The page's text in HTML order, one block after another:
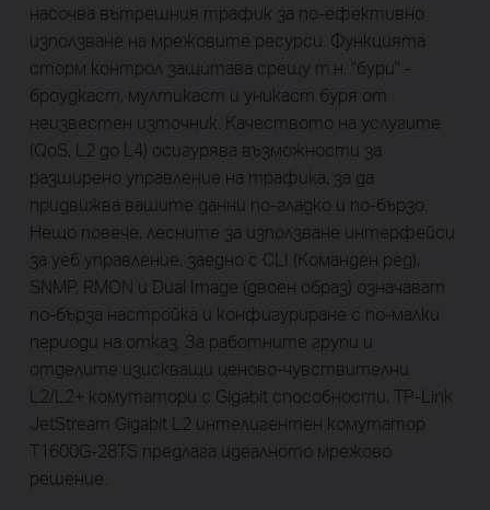
насочва вътрешния трафик за по-ефективно
използване на мрежовите ресурси. Функцията
сторм контрол защитава срещу т.н. "бури" -
броудкаст, мултикаст и уникаст буря от
неизвестен източник. Качеството на услугите
(QoS, L2 до L4) осигурява възможности за
разширено управление на трафика, за да
придвижва вашите данни по-гладко и по-бързо.
Нещо повече, лесните за използване интерфейси
за уеб управление, заедно с CLI (Команден ред),
SNMP, RMON и Dual Image (двоен образ) означават
по-бърза настройка и конфигуриране с по-малки
периоди на отказ. За работните групи и
отделите изискващи ценово-чувствителни
L2/L2+ комутатори с Gigabit способности, TP-Link
JetStream Gigabit L2 интелигентен комутатор
T1600G-28TS предлага идеалното мрежово
решение.